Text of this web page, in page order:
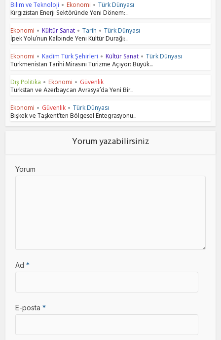
Bilim ve Teknoloji • Ekonomi • Türk Dünyası
Kırgızistan Enerji Sektöründe Yeni Dönem:...
Ekonomi • Kültür Sanat • Tarih • Türk Dünyası
İpek Yolu’nun Kalbinde Yeni Kültür Durağı:...
Ekonomi • Kadim Türk Şehirleri • Kültür Sanat • Türk Dünyası
Türkmenistan Tarihi Mirasını Turizme Açıyor: Büyük...
Dış Politika • Ekonomi • Güvenlik
Türkstan ve Azerbaycan Avrasya’da Yeni Bir...
Ekonomi • Güvenlik • Türk Dünyası
Bişkek ve Taşkent’ten Bölgesel Entegrasyonu...
Yorum yazabilirsiniz
Yorum
Ad*
E-posta*